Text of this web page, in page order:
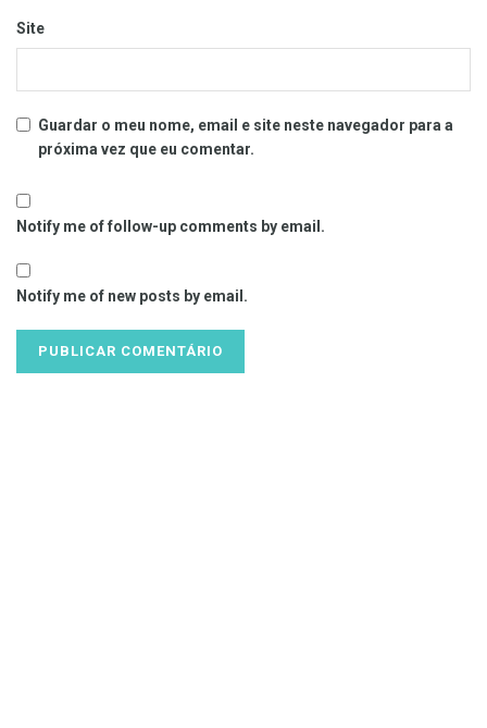
Site
Guardar o meu nome, email e site neste navegador para a
próxima vez que eu comentar.
Notify me of follow-up comments by email.
Notify me of new posts by email.